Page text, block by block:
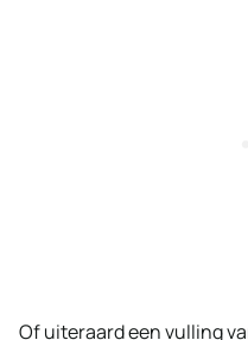
Of uiteraard een vulling